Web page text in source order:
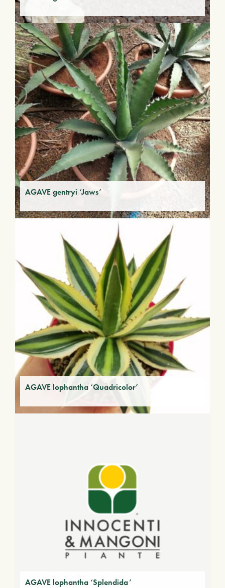
AGAVE gentryi ‘Jaws’
AGAVE lophantha ‘Quadricolor’
AGAVE lophantha ‘Splendida’